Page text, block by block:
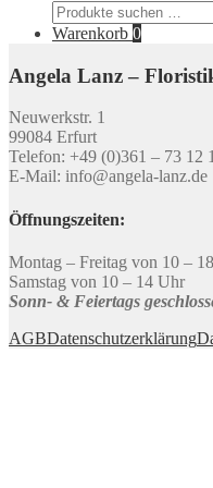
Suchen
nach:
Warenkorb 0
Angela Lanz –
Neuwerkstr. 1
99084 Erfurt
Telefon: +49 (0)361 – 73 12
E-Mail: info@angela-lanz.de
Öffnungszeiten:
Montag – Freitag von 10 –
Samstag von 10 – 14 Uhr
Sonn- & Feiertags
AGBDatenschutzerklärung